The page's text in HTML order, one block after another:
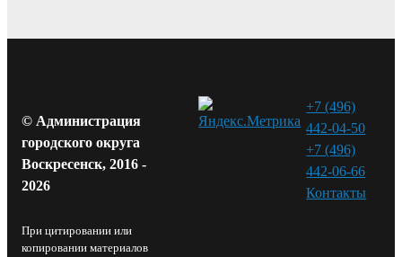
© Администрация
городского округа
Воскресенск, 2016 -
2026
При цитировании или
копировании материалов
+7 (496)
442-04-50
+7 (496)
442-06-66
Контакты⁠